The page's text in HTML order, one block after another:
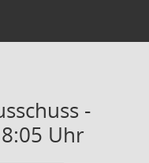
-
Uhr